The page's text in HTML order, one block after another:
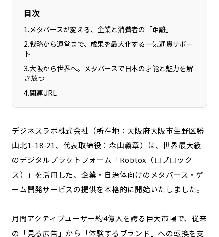
岡山エリア
山口エリア
徳島エリア
香川エリア
愛媛エリア
高知エリア
佐賀エリア
長崎エリア
熊本エリア
カテゴリから探す
特集コンテンツ
地域を代表する 企業100選
プレスリリース
行政連携記事
Localist
SDGsの先駆者
目次
1. メタバースが変える、企業と消費者の「距離」
2.戦略から運営まで、成果を最大化する一気通貫サポー
ト
3.大阪から世界へ。メタバースで日本の才能と魅力を解
き放つ
4.関連URL
デジネスラボ株式会社（所在地：大阪府大阪市生野区勝
山北1-18-21、代表取締役：森山義章）は、世界最大級
のデジタルプラットフォーム「Roblox（ロブロック
ス）」を活用した、企業・自治体向けのメタバース・ゲ
ーム開発サービスの提供を本格的に開始いたしました。
月間アクティブユーザー約4億人を誇る巨大市場で、従来
の「見る広告」から「体験するブランド」への転換を支